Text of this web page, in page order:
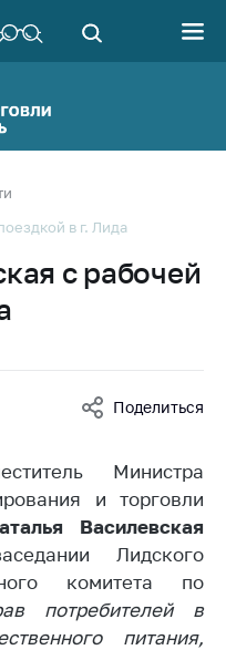
в г. Лида
с рабочей
Поделиться
Министра
и торговли
Василевская
Лидского
комитета по
потребителей в
питания,